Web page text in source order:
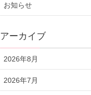
お知らせ
アーカイブ
2026年8月
2026年7月